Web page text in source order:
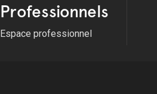
Professionnels
Espace professionnel